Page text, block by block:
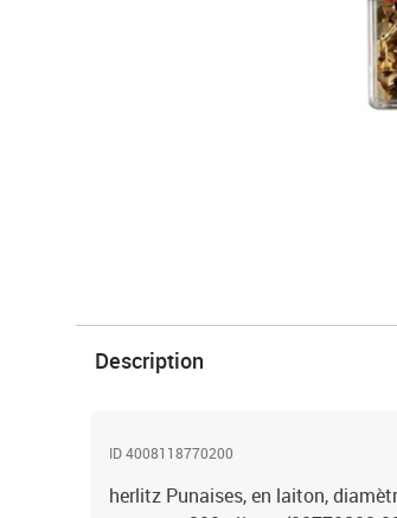
Description
ID 4008118770200
herlitz Punaises, en laiton,